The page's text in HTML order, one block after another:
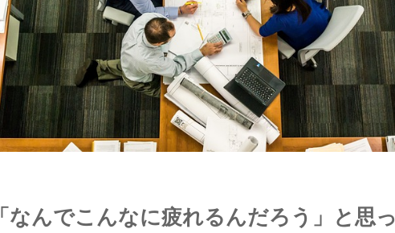
「なんでこんなに疲れるんだろう」と思っ